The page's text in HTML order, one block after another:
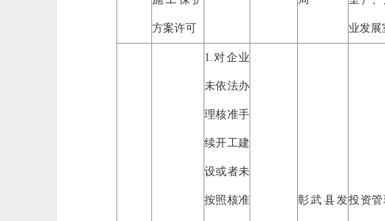
方案许可 业发展
1.对企业
未依法办
理核准手
续开工建
设或者未
按照核准 彰武县发投资管